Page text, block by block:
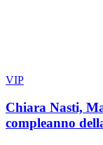
VIP
Chiara Nasti,
compleanno